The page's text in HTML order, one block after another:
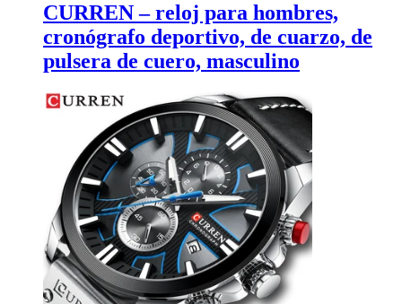
CURREN – reloj para hombres,
cronógrafo deportivo, de cuarzo, de
pulsera de cuero, masculino